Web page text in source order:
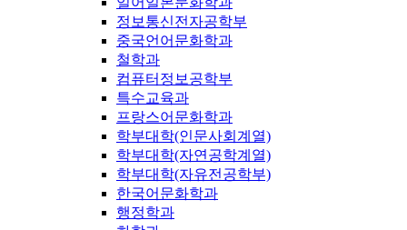
정보통신전자공학부
중국언어문화학과
철학과
컴퓨터정보공학부
특수교육과
프랑스어문화학과
학부대학(인문사회계열)
학부대학(자연공학계열)
학부대학(자유전공학부)
한국어문화학과
행정학과